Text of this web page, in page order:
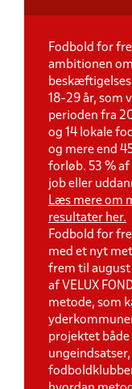
Fodbold for
ambitionen
18-29 år, som
perioden fra
og 14 lokale
og mere end
forløb. 53 %
job eller
Læs mere om
resultater her.
Fodbold for
med et nyt
frem til august
af VELUX
metode, som
projektet både